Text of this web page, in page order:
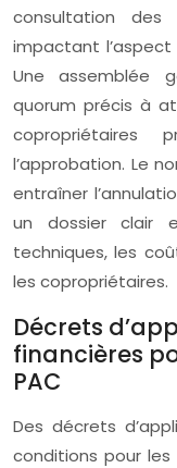
consultation des
impactant
Une assemblée
quorum précis à
copropriétaires
l’approbation. Le
entraîner
un dossier clair
techniques, les
les copropriétaires.
Décrets
financières
PAC
Des décrets
conditions pour les